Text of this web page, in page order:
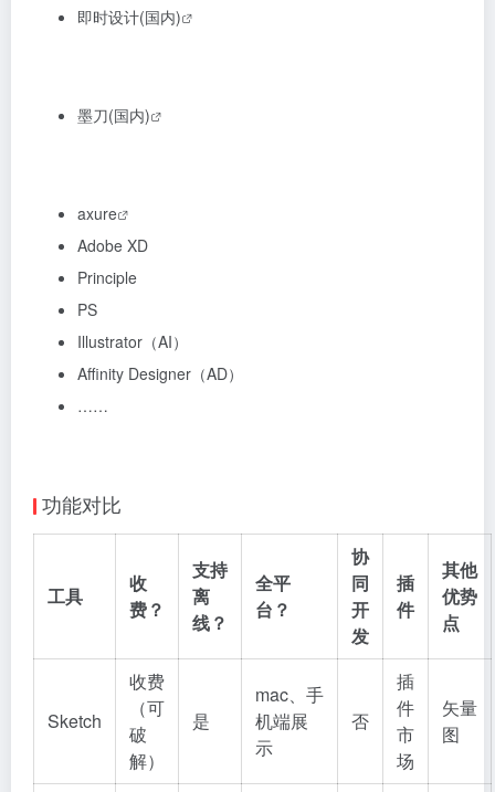
即时设计(国内)
墨刀(国内)
axure
Adobe XD
Principle
PS
Illustrator（AI）
Affinity Designer（AD）
……
功能对比
工具
收
费？
支持
离
线？
全平
台？
协
同
开
发
插
件
其他
优势
点
Sketch
收费
（可
破
解）
是
mac、手
机端展
示
否
插
件
市
场
矢量
图